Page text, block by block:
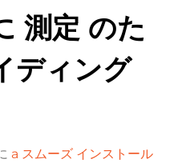
測定 のた
ディング
a スムーズ インストール